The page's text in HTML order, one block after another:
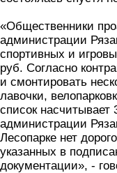
«Общественники
администрации
спортивных и
руб. Согласно
и смонтировать
лавочки,
список
администрации
Лесопарке нет
указанных в
документации», -